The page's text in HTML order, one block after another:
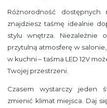
Różnorodność
znajdziesz taśmę idealnie
stylu wnętrza. Niezależnie
przytulną atmosferę w
w kuchni – taśma LED 12V
Twojej przestrzeni.
Czasem wystarczy jeden
zmienić klimat miejsca. Daj